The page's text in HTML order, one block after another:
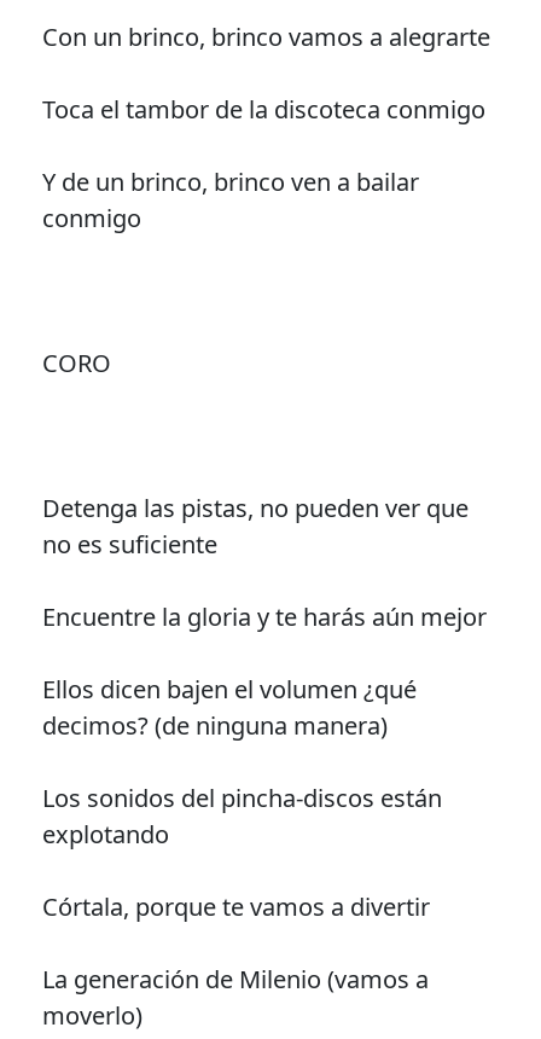
Con un brinco, brinco vamos a alegrarte
Toca el tambor de la discoteca conmigo
Y de un brinco, brinco ven a bailar
conmigo
CORO
Detenga las pistas, no pueden ver que
no es suficiente
Encuentre la gloria y te harás aún mejor
Ellos dicen bajen el volumen ¿qué
decimos? (de ninguna manera)
Los sonidos del pincha-discos están
explotando
Córtala, porque te vamos a divertir
La generación de Milenio (vamos a
moverlo)